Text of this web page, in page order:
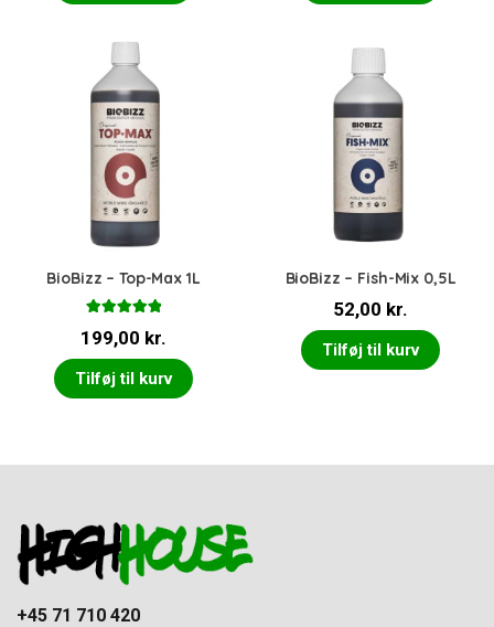
BioBizz – Top-Max 1L
5.00ud af 5
199,00 kr.
Tilføj til kurv
BioBizz – Fish-Mix 0,5L
52,00 kr.
Tilføj til kurv
+45 71 710 420